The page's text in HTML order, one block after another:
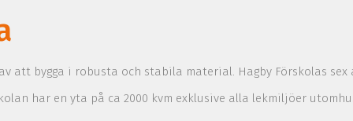
att bygga i robusta och stabila material. Hagby Förskolas
har en yta på ca 2000 kvm exklusive alla lekmiljöer